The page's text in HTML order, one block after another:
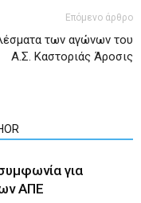
Επόμενο άρθρο
των αγώνων του
Α.Σ. Καστοριάς Άροσις
για
ΑΠΕ